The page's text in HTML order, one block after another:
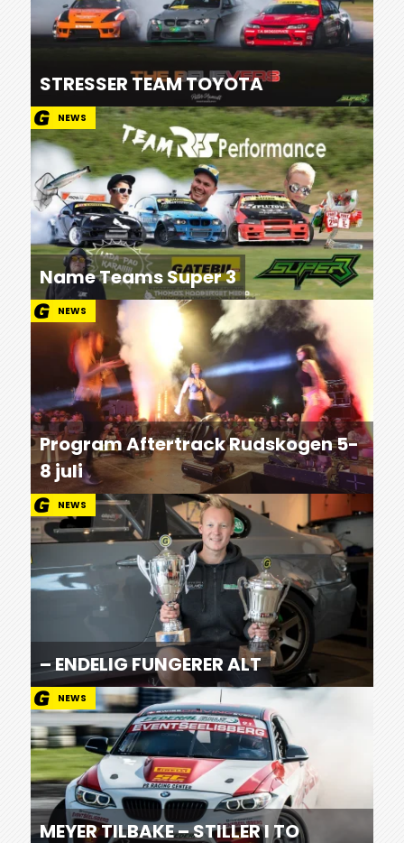
STRESSER TEAM TOYOTA
NEWS
Name Teams Super 3
NEWS
Program Aftertrack Rudskogen 5-
8 juli
NEWS
– ENDELIG FUNGERER ALT
NEWS
MEYER TILBAKE – STILLER I TO